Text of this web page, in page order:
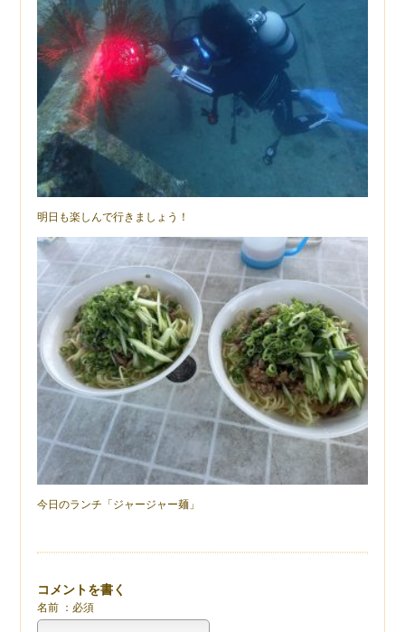
明日も楽しんで行きましょう！
今日のランチ「ジャージャー麺」
コメントを書く
名前 ：必須